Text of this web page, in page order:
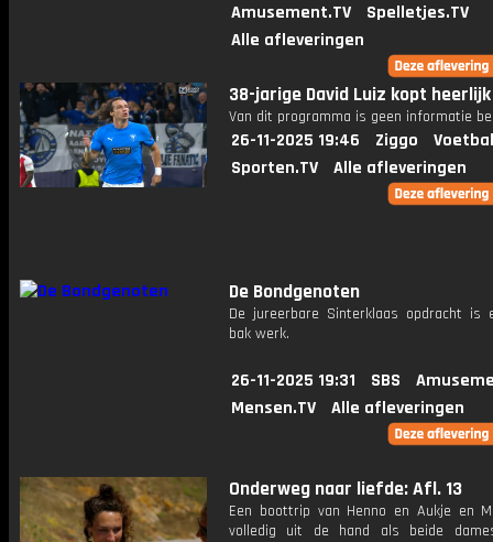
Amusement.TV
Spelletjes.TV
Alle afleveringen
38-jarige David Luiz kopt
Van dit programma is geen informatie
26-11-2025 19:46 Ziggo
Sporten.TV
Alle afleveringen
De Bondgenoten
De jureerbare Sinterklaas opdracht is
bak werk.
26-11-2025 19:31 SBS
Mensen.TV
Alle afleveringen
Onderweg naar liefde: Afl. 13
Een boottrip van Henno en Aukje en
volledig uit de hand als beide